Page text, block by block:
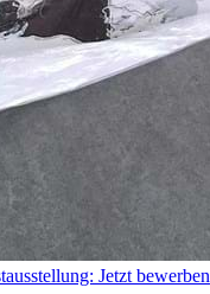
Jetzt bewerben